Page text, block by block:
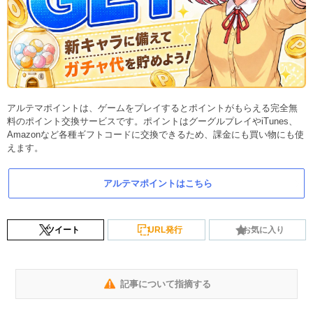
アルテマポイントは、ゲームをプレイするとポイントがもらえる完全無
料のポイント交換サービスです。ポイントはグーグルプレイやiTunes、
Amazonなど各種ギフトコードに交換できるため、課金にも買い物にも使
えます。
アルテマポイントはこちら
ツイート URL発行 お気に入り
記事について指摘する